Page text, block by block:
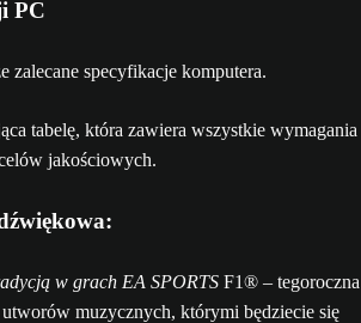
PC
zalecane specyfikacje komputera.
w grach EA SPORTS F1® – tegoroczna
muzycznych, którymi będziecie się